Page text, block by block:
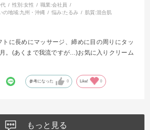
性別:女性 職業:会社員
の地域:九州・沖縄 悩み:たるみ 肌質:混合肌
トに長めにマッサージ、締めに目の周りにタッ
。(あくまで我流ですが…)お気に入りクリーム
参考になった 0 Like! 0
もっと見る